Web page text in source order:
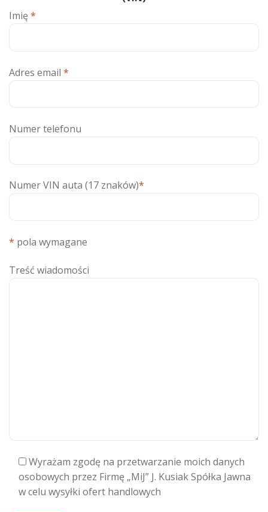
Imię *
Adres email *
Numer telefonu
Numer VIN auta (17 znaków)*
* pola wymagane
Treść wiadomości
Wyrażam zgodę na przetwarzanie moich danych
osobowych przez Firmę „MiJ” J. Kusiak Spółka Jawna
w celu wysyłki ofert handlowych